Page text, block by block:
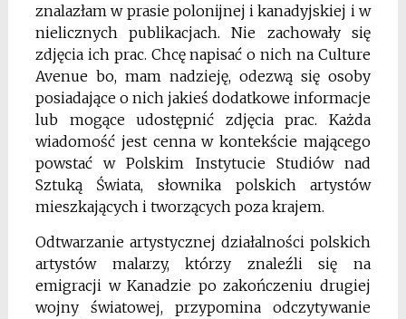
znalazłam w prasie polonijnej i kanadyjskiej i w
nielicznych publikacjach. Nie zachowały się
zdjęcia ich prac. Chcę napisać o nich na Culture
Avenue bo, mam nadzieję, odezwą się osoby
posiadające o nich jakieś dodatkowe informacje
lub mogące udostępnić zdjęcia prac. Każda
wiadomość jest cenna w kontekście mającego
powstać w Polskim Instytucie Studiów nad
Sztuką Świata, słownika polskich artystów
mieszkających i tworzących poza krajem.
Odtwarzanie artystycznej działalności polskich
artystów malarzy, którzy znaleźli się na
emigracji w Kanadzie po zakończeniu drugiej
wojny światowej, przypomina odczytywanie